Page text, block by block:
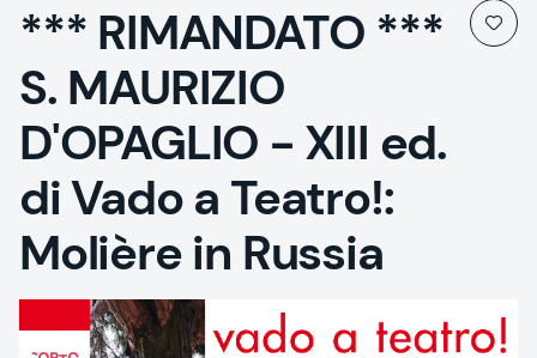
*** RIMANDATO ***
S. MAURIZIO
D'OPAGLIO - XIII ed.
di Vado a Teatro!:
Molière in Russia